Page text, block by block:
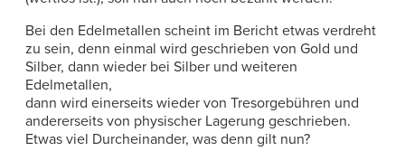
Bei den Edelmetallen scheint im Bericht etwas verdreht
zu sein, denn einmal wird geschrieben von Gold und
Silber, dann wieder bei Silber und weiteren
Edelmetallen,
dann wird einerseits wieder von Tresorgebühren und
andererseits von physischer Lagerung geschrieben.
Etwas viel Durcheinander, was denn gilt nun?